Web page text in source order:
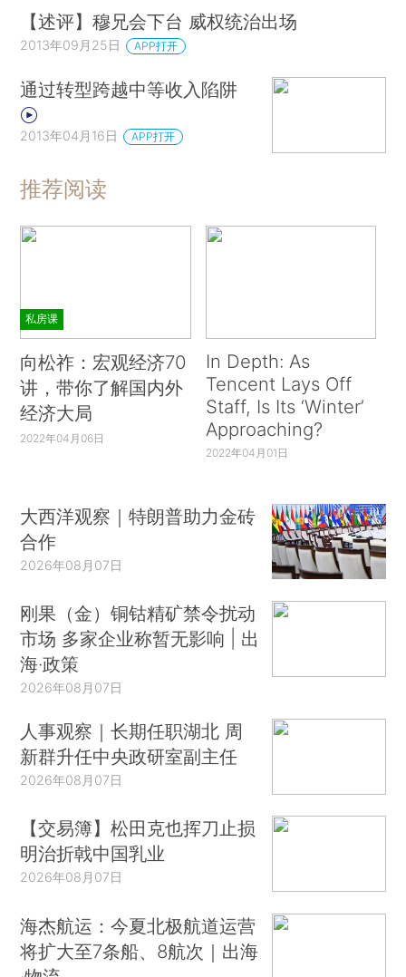
【述评】穆兄会下台 威权统治出场
2013年09月25日 APP打开
通过转型跨越中等收入陷阱
2013年04月16日 APP打开
推荐阅读
私房课
向松祚：宏观经济70
讲，带你了解国内外
经济大局
2022年04月06日
In Depth: As
Tencent Lays Off
Staff, Is Its ‘Winter’
Approaching?
2022年04月01日
大西洋观察｜特朗普助力金砖
合作
2026年08月07日
刚果（金）铜钴精矿禁令扰动
市场 多家企业称暂无影响 | 出
海·政策
2026年08月07日
人事观察｜长期任职湖北 周
新群升任中央政研室副主任
2026年08月07日
【交易簿】松田克也挥刀止损
明治折戟中国乳业
2026年08月07日
海杰航运：今夏北极航道运营
将扩大至7条船、8航次｜出海